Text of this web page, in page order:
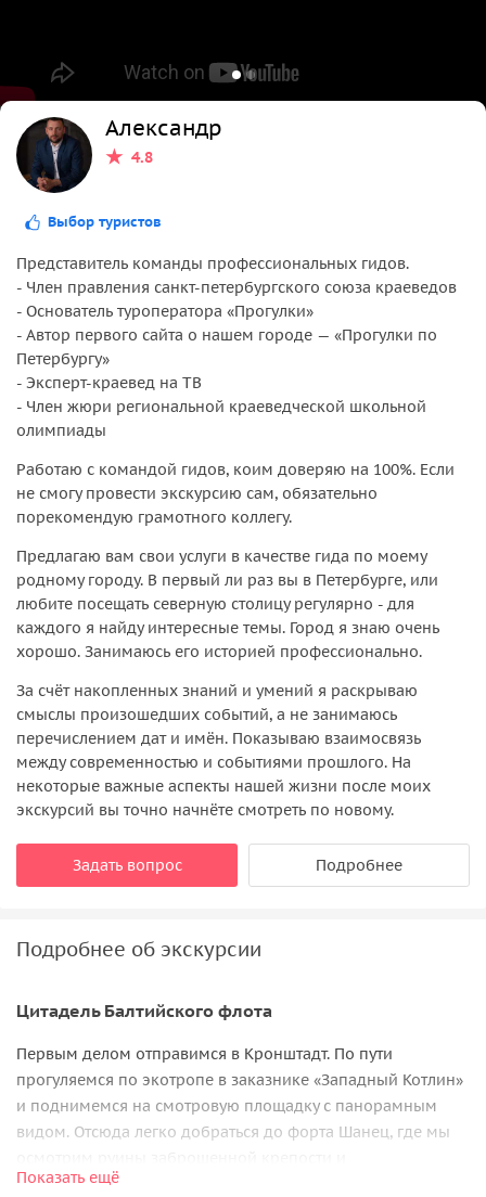
Александр
4.8
Выбор туристов
Представитель команды профессиональных гидов.
- Член правления санкт-петербургского союза краеведов
- Основатель туроператора «Прогулки»
- Автор первого сайта о нашем городе — «Прогулки по
Петербургу»
- Эксперт-краевед на ТВ
- Член жюри региональной краеведческой школьной
олимпиады
Работаю с командой гидов, коим доверяю на 100%. Если
не смогу провести экскурсию сам, обязательно
порекомендую грамотного коллегу.
Предлагаю вам свои услуги в качестве гида по моему
родному городу. В первый ли раз вы в Петербурге, или
любите посещать северную столицу регулярно - для
каждого я найду интересные темы. Город я знаю очень
хорошо. Занимаюсь его историей профессионально.
За счёт накопленных знаний и умений я раскрываю
смыслы произошедших событий, а не занимаюсь
перечислением дат и имён. Показываю взаимосвязь
между современностью и событиями прошлого. На
некоторые важные аспекты нашей жизни после моих
экскурсий вы точно начнёте смотреть по новому.
Задать вопрос Подробнее
Подробнее об экскурсии
Цитадель Балтийского флота
Первым делом отправимся в Кронштадт. По пути
прогуляемся по экотропе в заказнике «Западный Котлин»
и поднимемся на смотровую площадку с панорамным
видом. Отсюда легко добраться до форта Шанец, где мы
фортификационных сооружений.
Показать ещё